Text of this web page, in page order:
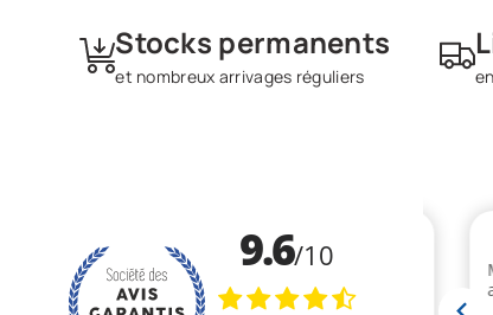
Stocks permanents
et nombreux arrivages réguliers